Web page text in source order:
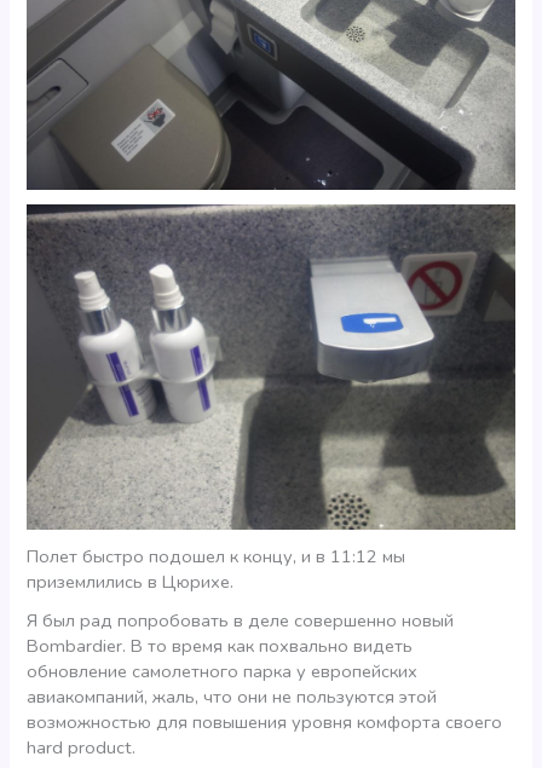
Полет быстро подошел к концу, и в 11:12 мы
приземлились в Цюрихе.
Я был рад попробовать в деле совершенно новый
Bombardier. В то время как похвально видеть
обновление самолетного парка у европейских
авиакомпаний, жаль, что они не пользуются этой
возможностью для повышения уровня комфорта своего
hard product.